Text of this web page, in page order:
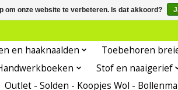
en haaknaalden Toebehoren
Stof en naaigerief
Outlet - Solden - Koopjes Wol -
om onze website te verbeteren. Is dat akkoord?